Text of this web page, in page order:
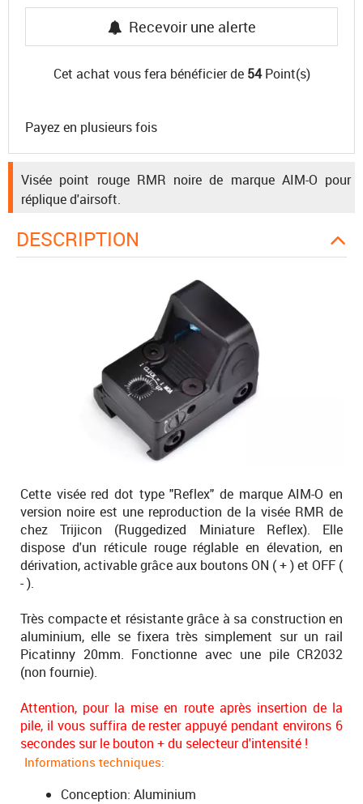
Recevoir une alerte
Cet achat vous fera bénéficier de 54Point(s)
Payez en plusieurs fois
Visée point rouge RMR noire de marque AIM-O pour
réplique d'airsoft.
DESCRIPTION
Cette visée red dot type "Reflex" de marque AIM-O en
version noire est une reproduction de la visée RMR de
chez Trijicon (Ruggedized Miniature Reflex). Elle
dispose d'un réticule rouge réglable en élevation, en
dérivation, activable grâce aux boutons ON ( + ) et OFF (
- ).
Très compacte et résistante grâce à sa construction en
aluminium, elle se fixera très simplement sur un rail
Picatinny 20mm. Fonctionne avec une pile CR2032
(non fournie).
Attention, pour la mise en route après insertion de la
pile, il vous suffira de rester appuyé pendant environs 6
secondes sur le bouton + du selecteur d'intensité !
Informations techniques:
Conception: Aluminium